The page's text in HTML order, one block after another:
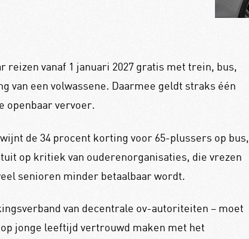
reizen vanaf 1 januari 2027 gratis met trein, bus,
van een volwassene. Daarmee geldt straks één
openbaar vervoer.
de 34 procent korting voor 65-plussers op bus,
op kritiek van ouderenorganisaties, die vrezen
senioren minder betaalbaar wordt.
van decentrale ov-autoriteiten – moet
jonge leeftijd vertrouwd maken met het